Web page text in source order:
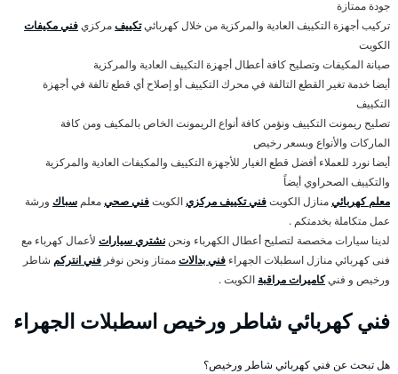
جودة ممتازة
تركيب أجهزة التكييف العادية والمركزية من خلال كهربائيتكييفمركزيفني مكيفات
الكويت
صيانة المكيفات وتصليح كافة أعطال أجهزة التكييف العادية والمركزية
أيضا خدمة تغير القطع التالفة في محرك التكييف أو إصلاح أي قطع تالفة في أجهزة
التكييف
تصليح ريمونت التكييف ونؤمن كافة أنواع الريمونت الخاص بالمكيف ومن كافة
الماركات والأنواع وبسعر رخيص
أيضا نورد للعملاء أفضل قطع الغيار للأجهزة التكييف والمكيفات العادية والمركزية
والتكييف الصحراوي أيضاً
معلم كهربائيمنازل الكويتفني تكييف مركزيالكويتفني صحيمعلم سباك ورشة
عمل متكاملة بخدمتكم .
لدينا سيارات مخصصة لتصليح أعطال الكهرباء ونحن نشتري سيارات لأعمال كهرباء مع
فنى كهربائي منازل اسطبلات الجهراء فني بدالاتممتاز ونحن نوفر فني انتركم شاطر
ورخيص و فنيكاميرات مراقبة الكويت .
فني كهربائي شاطر ورخيص اسطبلات الجهراء
هل تبحث عن فني كهربائي شاطر ورخيص؟